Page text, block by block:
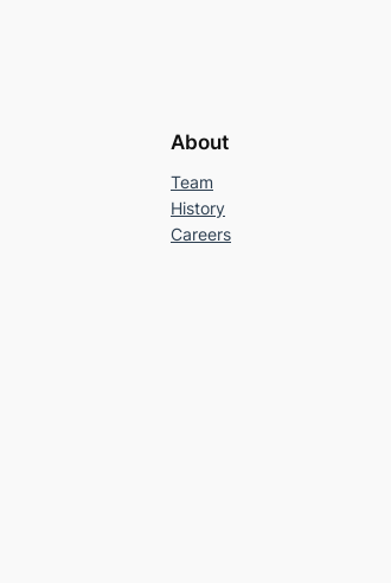
About
Team
History
Careers